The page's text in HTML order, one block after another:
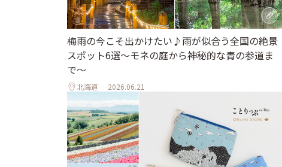
梅雨の今こそ出かけたい♪雨が似合う全国の絶景
スポット6選～モネの庭から神秘的な青の参道ま
で～
北海道 2026.06.21